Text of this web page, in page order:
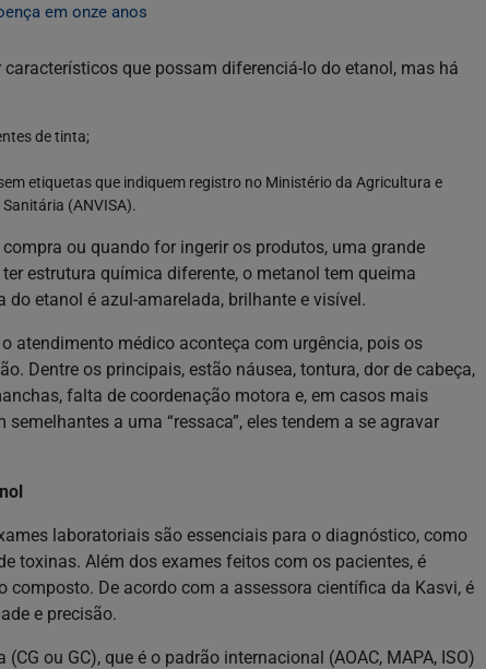
em onze anos
que possam diferenciá-lo do etanol, mas há
de tinta;
etiquetas que indiquem registro no Ministério da Agricultura e
(ANVISA).
ou quando for ingerir os produtos, uma grande
estrutura química diferente, o metanol tem queima
etanol é azul-amarelada, brilhante e visível.
atendimento médico aconteça com urgência, pois os
Dentre os principais, estão náusea, tontura, dor de cabeça,
falta de coordenação motora e, em casos mais
a uma “ressaca”, eles tendem a se agravar
laboratoriais são essenciais para o diagnóstico, como
toxinas. Além dos exames feitos com os pacientes, é
De acordo com a assessora científica da Kasvi, é
e precisão.
ou GC), que é o padrão internacional (AOAC, MAPA, ISO)